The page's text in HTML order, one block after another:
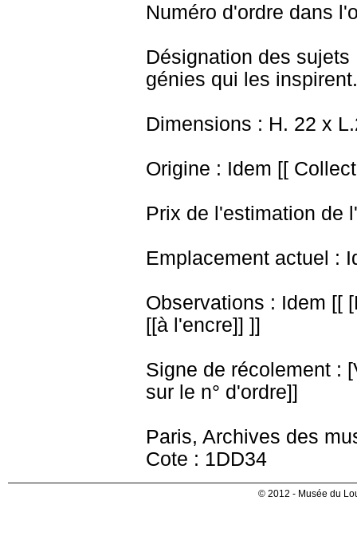
Numéro d'ordre dans
Désignation des
génies qui les
Dimensions : H. 22 x
Origine : Idem [[
Prix de l'estimation de
Emplacement actuel :
Observations : Idem [[
[[à l'encre]] ]]
Signe de récolement :
sur le n° d'ordre]]
Paris, Archives des
Cote : 1DD34
© 2012 - Musée du